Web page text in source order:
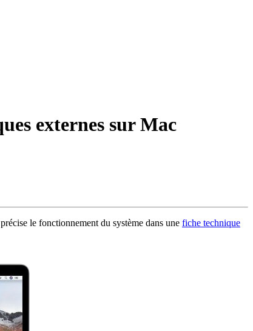
externes sur Mac
le fonctionnement du système dans une fiche technique